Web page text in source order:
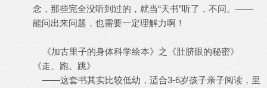
念，那些完全没听到过的，就当“天书”听了，不问。——
能问出来问题，也需要一定理解力啊！
《加古里子的身体科学绘本》之《肚脐眼的秘密》
《走、跑、跳》
——这套书其实比较低幼，适合3-6岁孩子亲子阅读，里